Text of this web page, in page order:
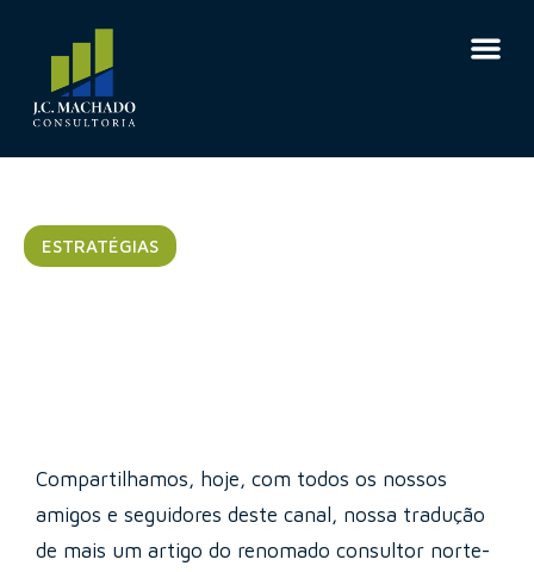
ESTRATÉGIAS
Compartilhamos, hoje, com todos os nossos
amigos e seguidores deste canal, nossa tradução
de mais um artigo do renomado consultor norte-